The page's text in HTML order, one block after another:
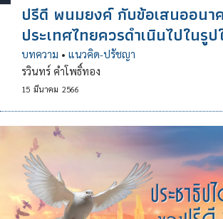
ปรีดี พนมยงค์ กับข้อเสนออนา
ประเทศไทยควรดำเนินไปในรูป
บทความ • แนวคิด-ปรัชญา
รวินทร์ คำโพธิ์ทอง
15 มีนาคม 2566